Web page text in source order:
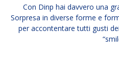
Con Dinp hai davvero una
Sorpresa in diverse forme e
per accontentare tutti gusti